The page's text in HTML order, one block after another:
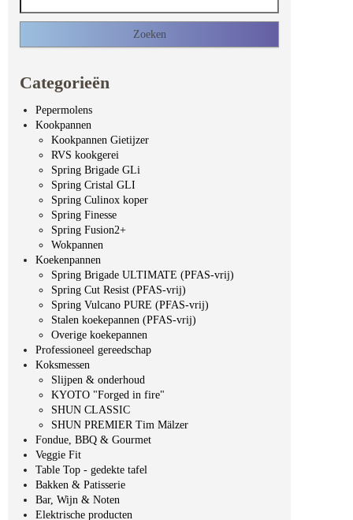
Categorieën
Pepermolens
Kookpannen
Kookpannen Gietijzer
RVS kookgerei
Spring Brigade GLi
Spring Cristal GLI
Spring Culinox koper
Spring Finesse
Spring Fusion2+
Wokpannen
Koekenpannen
Spring Brigade ULTIMATE (PFAS-vrij)
Spring Cut Resist (PFAS-vrij)
Spring Vulcano PURE (PFAS-vrij)
Stalen koekepannen (PFAS-vrij)
Overige koekepannen
Professioneel gereedschap
Koksmessen
Slijpen & onderhoud
KYOTO "Forged in fire"
SHUN CLASSIC
SHUN PREMIER Tim Mälzer
Fondue, BBQ & Gourmet
Veggie Fit
Table Top - gedekte tafel
Bakken & Patisserie
Bar, Wijn & Noten
Elektrische producten